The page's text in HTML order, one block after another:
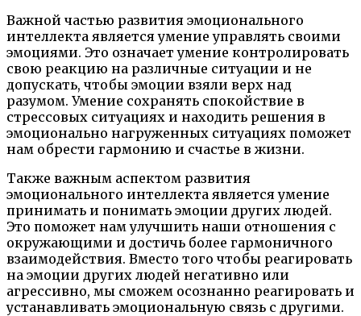
Важной частью развития эмоционального
интеллекта является умение управлять своими
эмоциями. Это означает умение контролировать
свою реакцию на различные ситуации и не
допускать, чтобы эмоции взяли верх над
разумом. Умение сохранять спокойствие в
стрессовых ситуациях и находить решения в
эмоционально нагруженных ситуациях поможет
нам обрести гармонию и счастье в жизни.
Также важным аспектом развития
эмоционального интеллекта является умение
принимать и понимать эмоции других людей.
Это поможет нам улучшить наши отношения с
окружающими и достичь более гармоничного
взаимодействия. Вместо того чтобы реагировать
на эмоции других людей негативно или
агрессивно, мы сможем осознанно реагировать и
устанавливать эмоциональную связь с другими.